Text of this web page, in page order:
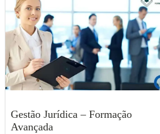
Gestão Jurídica – Formação
Avançada